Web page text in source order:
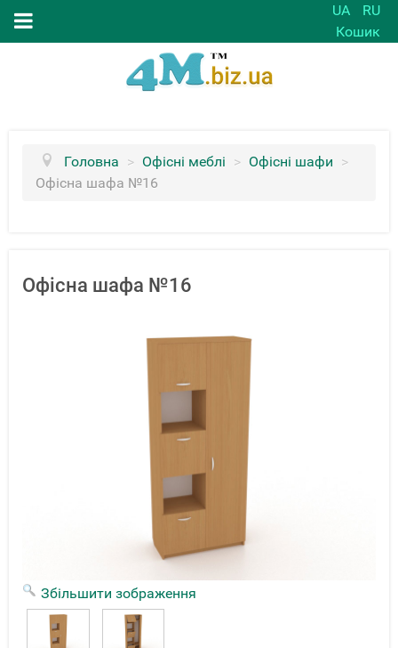
UA
RU
Кошик
Головна > Офісні меблі > Офісні шафи >
Офісна шафа №16
Офісна шафа №16
Збільшити зображення